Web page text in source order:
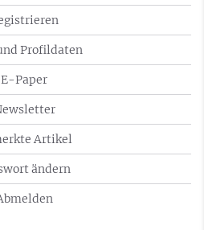
Profildaten
E-Paper
Artikel
ändern